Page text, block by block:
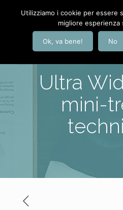
Ultra
mini-
Utilizziamo i cookie per essere
migliore
Ok, va bene! No